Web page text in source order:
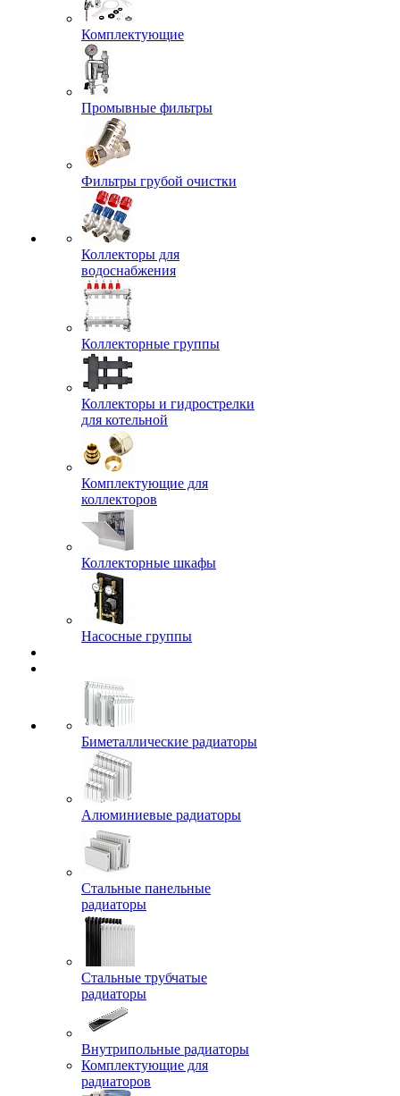
Комплектующие
Промывные фильтры
Фильтры грубой очистки
Коллекторы для
водоснабжения
Коллекторные группы
Коллекторы и гидрострелки
для котельной
Комплектующие для
коллекторов
Коллекторные шкафы
Насосные группы
Биметаллические радиаторы
Алюминиевые радиаторы
Стальные панельные
радиаторы
Стальные трубчатые
радиаторы
Внутрипольные радиаторы
Комплектующие для
радиаторов